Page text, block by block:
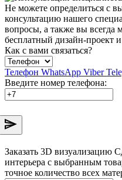
Не можете определиться с
консультацию нашего
вопросы, а также вы всегда
бесплатный дизайн-проект
Как с вами связаться?
Телефон WhatsApp Viber
Введите номер телефона:
Заказать 3D визуализацию
интерьера с выбранным
точное количество всех